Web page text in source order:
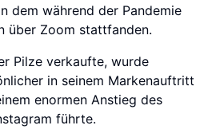
dem während der Pandemie
über Zoom stattfanden.
Pilze verkaufte, wurde
in seinem Markenauftritt
enormen Anstieg des
führte.